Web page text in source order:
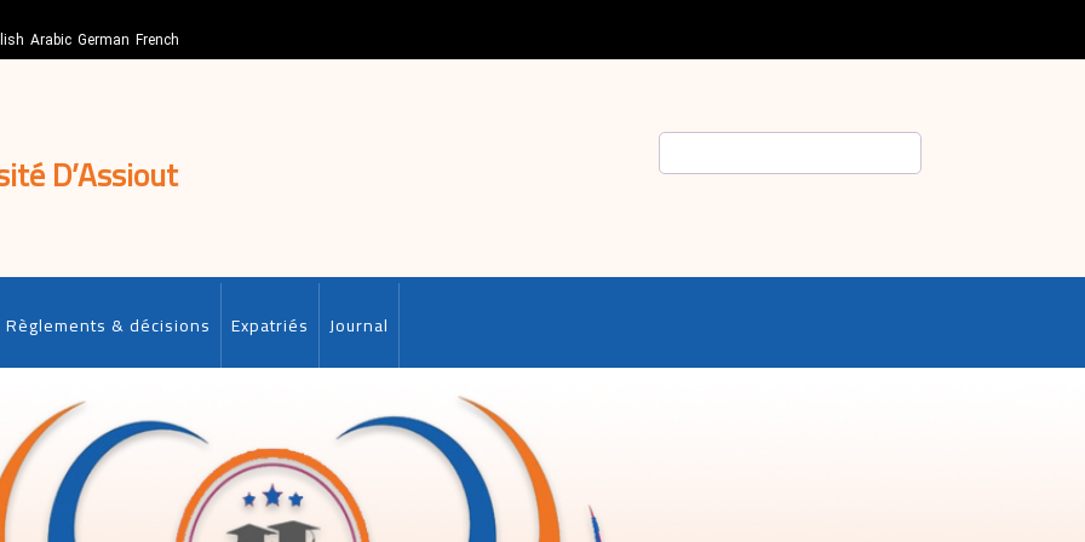
Arabic German French
D’Assiout
Règlements & décisions Expatriés Journal